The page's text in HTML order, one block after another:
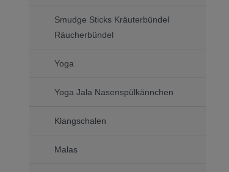
Smudge Sticks Kräuterbündel
Räucherbündel
Yoga
Yoga Jala Nasenspülkännchen
Klangschalen
Malas